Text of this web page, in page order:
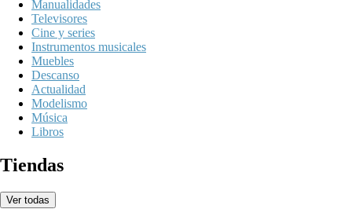
Manualidades
Televisores
Cine y series
Instrumentos musicales
Muebles
Descanso
Actualidad
Modelismo
Música
Libros
Tiendas
Ver todas